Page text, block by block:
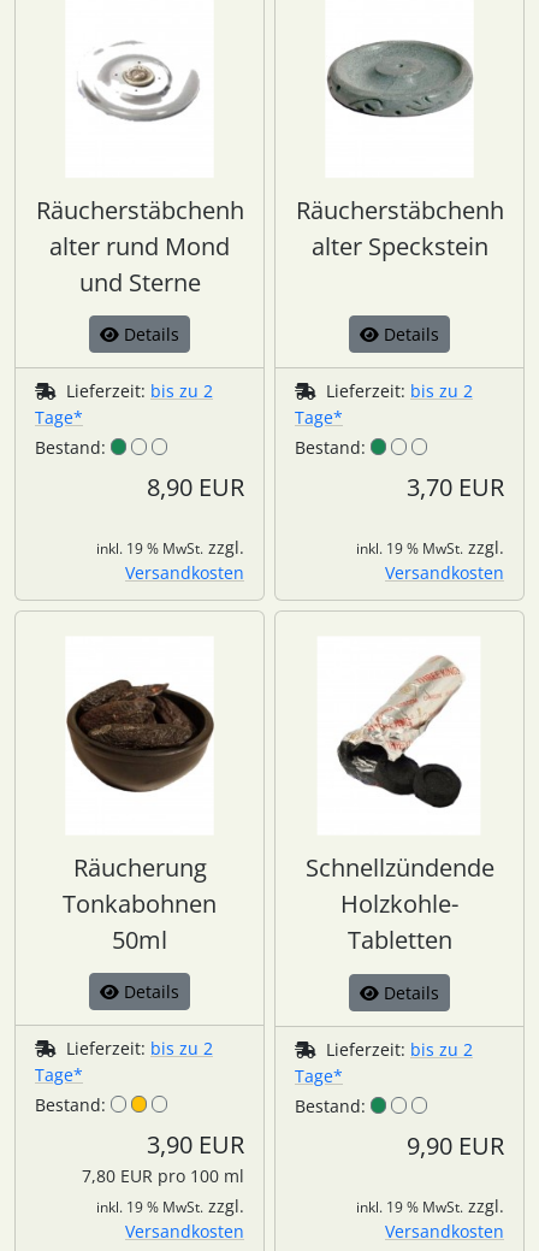
Räucherstäbchenh
alter rund Mond
und Sterne
Details
Lieferzeit: bis zu 2
Tage*
Bestand:
8,90 EUR
inkl. 19 % MwSt. zzgl.
Versandkosten
Räucherstäbchenh
alter Speckstein
Details
Lieferzeit: bis zu 2
Tage*
Bestand:
3,70 EUR
inkl. 19 % MwSt. zzgl.
Versandkosten
Räucherung
Tonkabohnen
50ml
Details
Lieferzeit: bis zu 2
Tage*
Bestand:
3,90 EUR
7,80 EUR pro 100 ml
inkl. 19 % MwSt. zzgl.
Versandkosten
Schnellzündende
Holzkohle-
Tabletten
Details
Lieferzeit: bis zu 2
Tage*
Bestand:
9,90 EUR
inkl. 19 % MwSt. zzgl.
Versandkosten